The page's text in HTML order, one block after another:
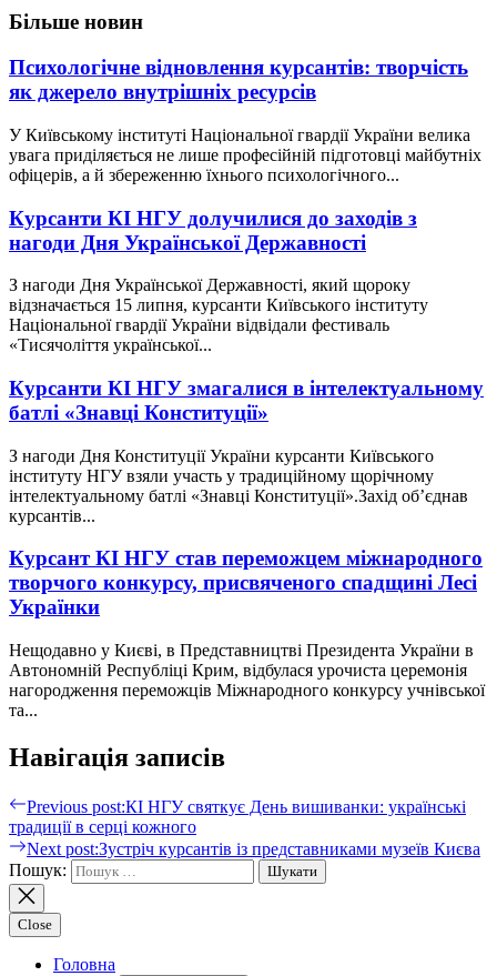
Більше новин
Психологічне відновлення курсантів: творчість
як джерело внутрішніх ресурсів
У Київському інституті Національної гвардії України велика
увага приділяється не лише професійній підготовці майбутніх
офіцерів, а й збереженню їхнього психологічного...
Курсанти КІ НГУ долучилися до заходів з
нагоди Дня Української Державності
З нагоди Дня Української Державності, який щороку
відзначається 15 липня, курсанти Київського інституту
Національної гвардії України відвідали фестиваль
«Тисячоліття української...
Курсанти КІ НГУ змагалися в інтелектуальному
батлі «Знавці Конституції»
З нагоди Дня Конституції України курсанти Київського
інституту НГУ взяли участь у традиційному щорічному
інтелектуальному батлі «Знавці Конституції».Захід об’єднав
курсантів...
Курсант КІ НГУ став переможцем міжнародного
творчого конкурсу, присвяченого спадщині Лесі
Українки
Нещодавно у Києві, в Представництві Президента України в
Автономній Республіці Крим, відбулася урочиста церемонія
нагородження переможців Міжнародного конкурсу учнівської
та...
Навігація записів
Previous post:КІ НГУ святкує День вишиванки: українські
традиції в серці кожного
Next post:Зустріч курсантів із представниками музеїв Києва
Пошук:
Close
Головна